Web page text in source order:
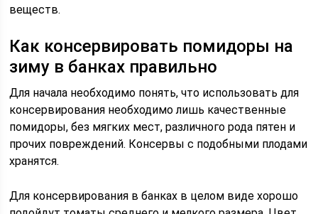
веществ.
Как консервировать помидоры на
зиму в банках правильно
Для начала необходимо понять, что использовать для
консервирования необходимо лишь качественные
помидоры, без мягких мест, различного рода пятен и
прочих повреждений. Консервы с подобными плодами
хранятся.
Для консервирования в банках в целом виде хорошо